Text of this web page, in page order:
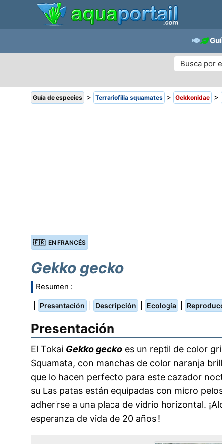
Guía de especies > Terrariofilia squamates > Gekkonidae >
🇫🇷 EN FRANCÉS
Gekko gecko
Resumen :
Presentación Descripción Ecología
Presentación
El Tokai Gekko gecko es un reptil de color
Squamata, con manchas de color naranja
que lo hacen perfecto para este cazador
su Las patas están equipadas con micro
adherirse a una placa de vidrio horizontal.
esperanza de vida de 20 años !